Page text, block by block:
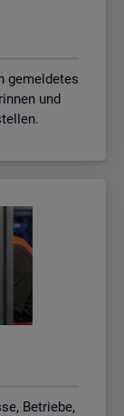
gemeldetes
und
Betriebe,